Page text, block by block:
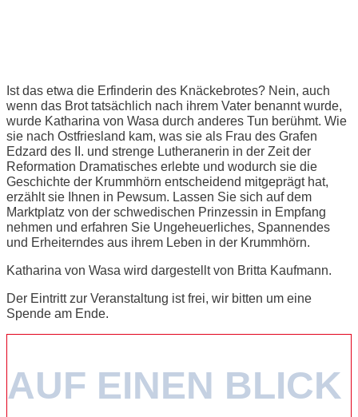
Ist das etwa die Erfinderin des Knäckebrotes? Nein, auch
wenn das Brot tatsächlich nach ihrem Vater benannt wurde,
wurde Katharina von Wasa durch anderes Tun berühmt. Wie
sie nach Ostfriesland kam, was sie als Frau des Grafen
Edzard des II. und strenge Lutheranerin in der Zeit der
Reformation Dramatisches erlebte und wodurch sie die
Geschichte der Krummhörn entscheidend mitgeprägt hat,
erzählt sie Ihnen in Pewsum. Lassen Sie sich auf dem
Marktplatz von der schwedischen Prinzessin in Empfang
nehmen und erfahren Sie Ungeheuerliches, Spannendes
und Erheiterndes aus ihrem Leben in der Krummhörn.
Katharina von Wasa wird dargestellt von Britta Kaufmann.
Der Eintritt zur Veranstaltung ist frei, wir bitten um eine
Spende am Ende.
AUF EINEN BLICK